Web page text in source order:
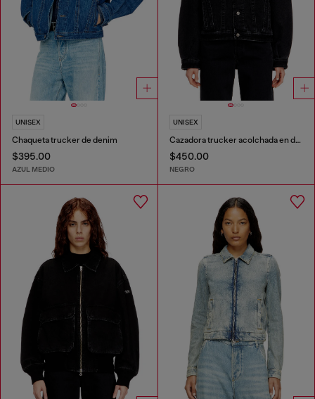
UNISEX
Chaqueta trucker de denim
$395.00
AZUL MEDIO
UNISEX
Cazadora trucker acolchada en denim
$450.00
NEGRO